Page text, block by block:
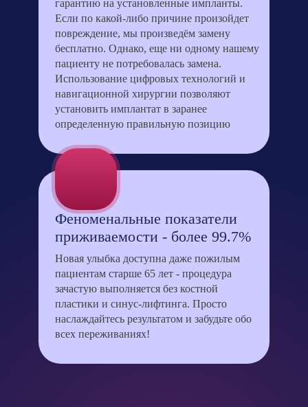
гарантию на установленные импланты.
Если по какой-либо причине произойдет
повреждение, мы произведём замену
бесплатно. Однако, еще ни одному нашему
пациенту не потребовалась замена.
Использование цифровых технологий и
навигационной хирургии позволяют
установить имплантат в заранее
определенную правильную позицию
Феноменальные показатели
приживаемости - более 99.7%
Новая улыбка доступна даже пожилым
пациентам старше 65 лет - процедура
зачастую выполняется без костной
пластики и синус-лифтинга. Просто
наслаждайтесь результатом и забудьте обо
всех переживаниях!